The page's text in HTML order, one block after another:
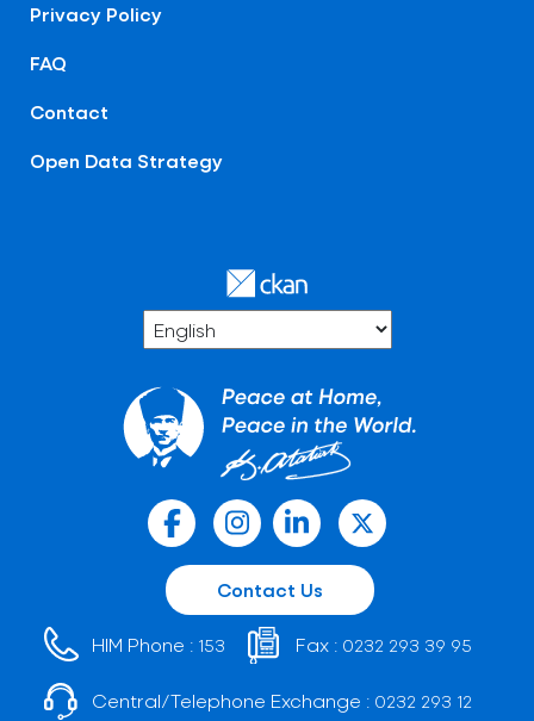
Privacy Policy
FAQ
Contact
Open Data Strategy
Contact Us
HIM Phone : 153 Fax : 0232 293 39 95
Central/Telephone Exchange : 0232 293 12